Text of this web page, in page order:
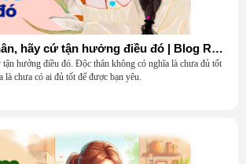
Nếu bạn độc thân, hãy cứ tận hưởng điều đó | Blog Radio 904
tận hưởng điều đó. Độc thân không có nghĩa là chưa đủ tốt
chưa có ai đủ tốt để được bạn yêu.